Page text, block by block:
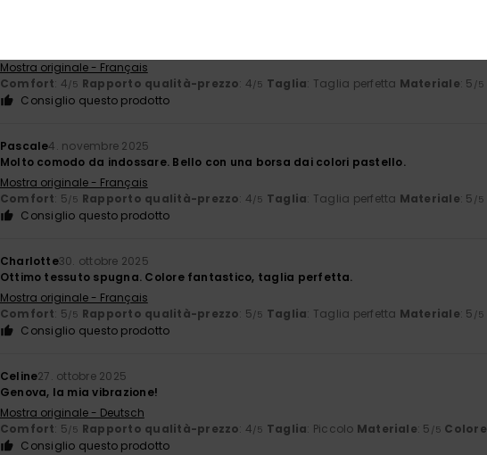
Mostra originale - Français
Comfort: 4/5 Rapporto qualità-prezzo: 4/5 Taglia: Taglia perfetta Materiale: 5 /5
Consiglio questo prodotto
Pascale4. novembre 2025
Molto comodo da indossare. Bello con una borsa dai colori pastello.
Mostra originale - Français
Comfort: 5/5 Rapporto qualità-prezzo: 4/5 Taglia: Taglia perfetta Materiale: 5 /5
Consiglio questo prodotto
Charlotte30. ottobre 2025
Ottimo tessuto spugna. Colore fantastico, taglia perfetta.
Mostra originale - Français
Comfort: 5/5 Rapporto qualità-prezzo: 5/5 Taglia: Taglia perfetta Materiale: 5 /5
Consiglio questo prodotto
Celine27. ottobre 2025
Genova, la mia vibrazione!
Mostra originale - Deutsch
Comfort: 5/5 Rapporto qualità-prezzo: 4/5 Taglia: Piccolo Materiale: 5 /5 Colore
Consiglio questo prodotto